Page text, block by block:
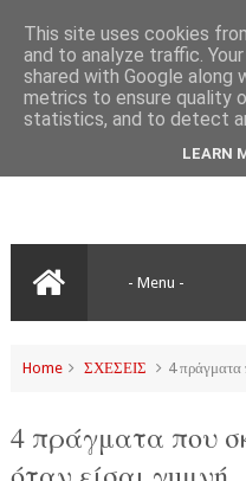
Home ΣΧΕΣΕΙΣ 4 πράγματα
4 πράγματα που
This site uses cookies
and to analyze traffic.
shared with Google along
metrics to ensure quality
statistics, and to detect
LEARN